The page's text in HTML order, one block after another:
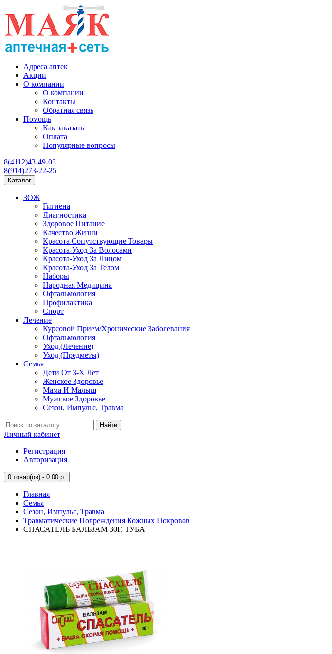
Адреса аптек
Акции
О компании
О компании
Контакты
Обратная связь
Помощь
Как заказать
Оплата
Популярные вопросы
8(4112)43-49-03
8(914)273-22-25
Каталог
ЗОЖ
Гигиена
Диагностика
Здоровое Питание
Качество Жизни
Красота Сопутствующие Товары
Красота-Уход За Волосами
Красота-Уход За Лицом
Красота-Уход За Телом
Наборы
Народная Медицина
Офтальмология
Профилактика
Спорт
Лечение
Курсовой Прием/Хронические Заболевания
Офтальмология
Уход (Лечение)
Уход (Предметы)
Семья
Дети От 3-Х Лет
Женское Здоровье
Мама И Малыш
Мужское Здоровье
Сезон, Импульс, Травма
Найти
Личный кабинет
Регистрация
Авторизация
0 товар(ов) - 0.00 р.
Главная
Семья
Сезон, Импульс, Травма
Травматические Повреждения Кожных Покровов
СПАСАТЕЛЬ БАЛЬЗАМ 30Г. ТУБА